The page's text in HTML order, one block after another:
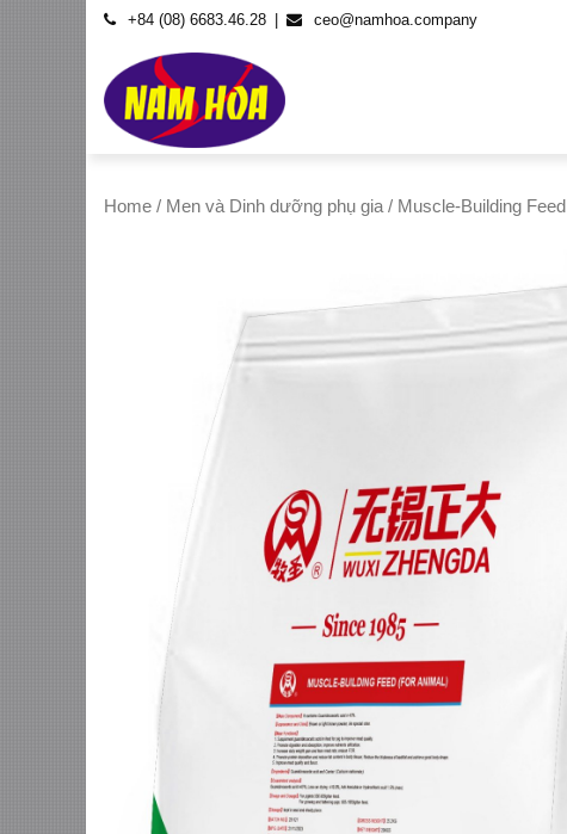
Skip
content
+84 (08) 6683.46.28 ceo@namhoa.company
Home / Men và Dinh dưỡng phụ gia / Muscle-Building